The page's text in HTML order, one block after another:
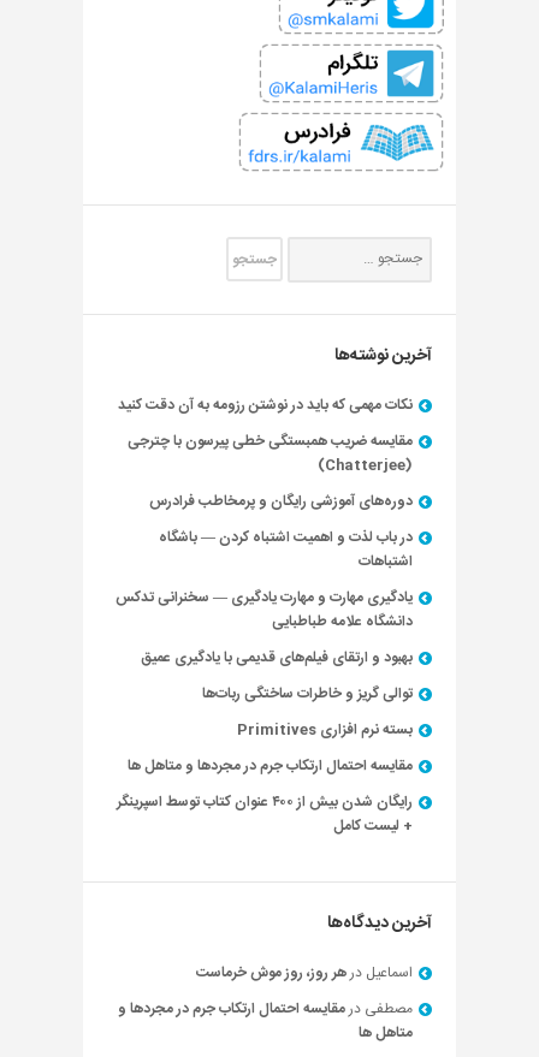
آخرین نوشته‌ها
نکات مهمی که باید در نوشتن رزومه به آن دقت کنید
مقایسه ضریب همبستگی خطی پیرسون با چترجی
(Chatterjee)
دوره‌های آموزشی رایگان و پرمخاطب فرادرس
در باب لذت و اهمیت اشتباه کردن — باشگاه
اشتباهات
یادگیری مهارت و مهارت یادگیری — سخنرانی تدکس
دانشگاه علامه طباطبایی
بهبود و ارتقای فیلم‌های قدیمی با یادگیری عمیق
توالی گریز و خاطرات ساختگی ربات‌ها
بسته نرم افزاری Primitives
مقایسه احتمال ارتکاب جرم در مجردها و متاهل ها
رایگان شدن بیش از ۴۰۰ عنوان کتاب توسط اسپرینگر
+ لیست کامل
آخرین دیدگاه‌ها
اسماعیل درهر روز، روز موش خرماست
مصطفی درمقایسه احتمال ارتکاب جرم در مجردها و
متاهل ها